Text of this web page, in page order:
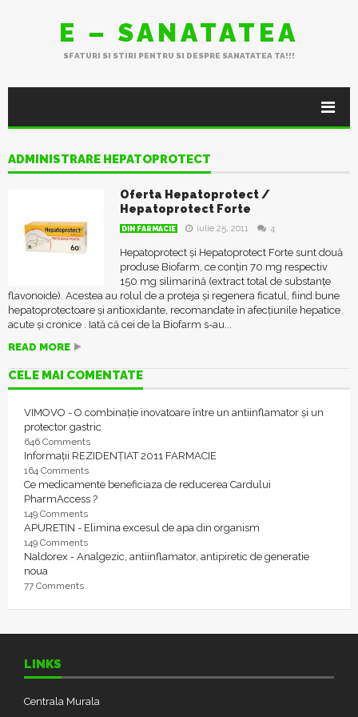
E – SANATATEA
SFATURI SI STIRI PENTRU SI DESPRE SANATATEA TA!!!
ADMINISTRARE HEPATOPROTECT
Oferta Hepatoprotect /
Hepatoprotect Forte
DIN FARMACIE iulie 25, 2011 4
Hepatoprotect și Hepatoprotect Forte sunt două
produse Biofarm, ce conțin 70 mg respectiv
150 mg silimarină (extract total de substanțe
flavonoide). Acestea au rolul de a proteja și regenera ficatul, fiind bune
hepatoprotectoare și antioxidante, recomandate în afecțiunile hepatice
acute și cronice . Iată că cei de la Biofarm s-au...
READ MORE
CELE MAI COMENTATE
VIMOVO - O combinație inovatoare între un antiinflamator și un
protector gastric
646 Comments
Informații REZIDENȚIAT 2011 FARMACIE
164 Comments
Ce medicamente beneficiaza de reducerea Cardului
PharmAccess ?
149 Comments
APURETIN - Elimina excesul de apa din organism
149 Comments
Naldorex - Analgezic, antiinflamator, antipiretic de generatie
noua
77 Comments
LINKS
Centrala Murala